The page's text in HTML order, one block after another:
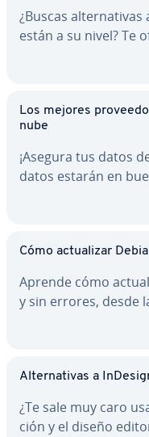
¿Buscas
están a su nivel? Te
Los mejores
nube
¡Asegura tus datos
datos estarán en
Cómo ac­tua­li­zar
Aprende cómo
y sin errores, desde
Al­te­r­na­ti­vas a
¿Te sale muy caro
ción y el diseño